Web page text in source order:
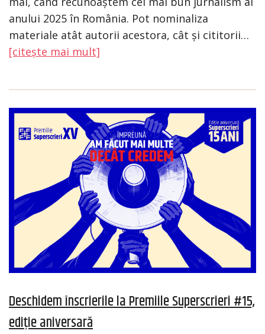
anului 2025 în România. Pot nominaliza
materiale atât autorii acestora, cât și cititorii…
[citește mai mult]
Deschidem înscrierile la Premiile Superscrieri #15,
ediție aniversară